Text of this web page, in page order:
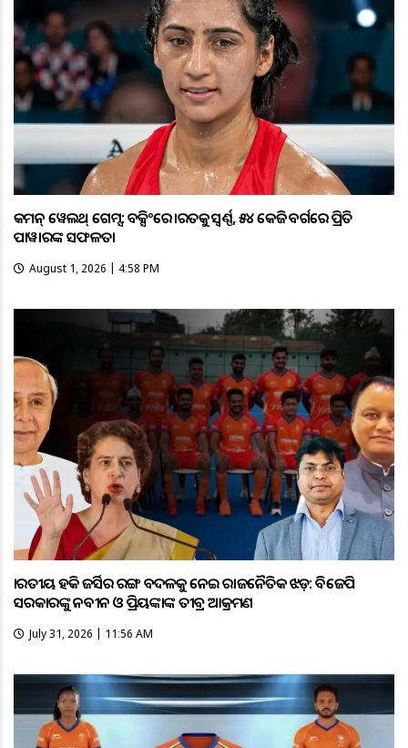
କମନ୍ ୱେଲଥ୍ ଗେମ୍ସ: ବକ୍ସିଂରେ ଭାରତକୁ ସ୍ବର୍ଣ୍ଣ, ୫୪ କେଜି ବର୍ଗରେ ପ୍ରିତି
ପାୱାରଙ୍କ ସଫଳତା
August 1, 2026 | 4:58 PM
ଭାରତୀୟ ହକି ଜର୍ସିର ରଙ୍ଗ ବଦଳକୁ ନେଇ ରାଜନୈତିକ ଝଡ଼: ବିଜେପି
ସରକାରଙ୍କୁ ନବୀନ ଓ ପ୍ରିୟଙ୍କାଙ୍କ ତୀବ୍ର ଆକ୍ରମଣ
July 31, 2026 | 11:56 AM